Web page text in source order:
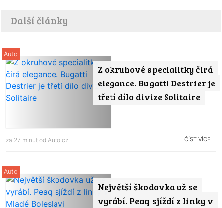
Další články
Z okruhové specialitky čirá
elegance. Bugatti Destrier je
třetí dílo divize Solitaire
Auto
za 27 minut od Auto.cz ČÍST VÍCE
Největší škodovka už se
vyrábí. Peaq sjíždí z linky v
Auto